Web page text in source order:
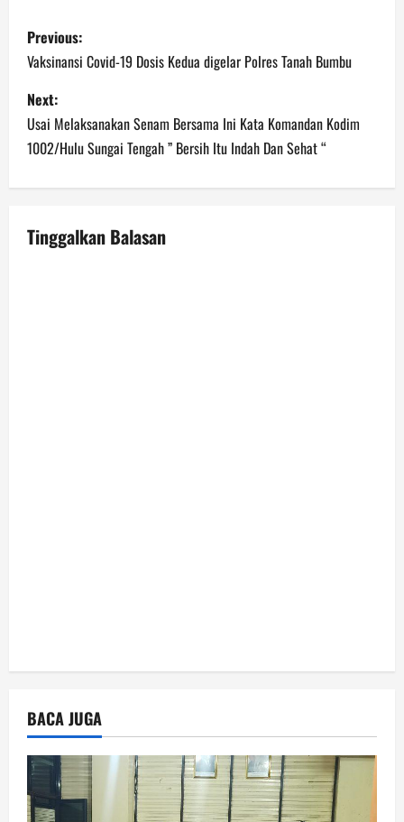
P
o
s
t
n
a
v
Previous:
Vaksinansi Covid-19 Dosis Kedua digelar Polres Tanah Bumbu
Next:
Usai Melaksanakan Senam Bersama Ini Kata Komandan Kodim
1002/Hulu Sungai Tengah ” Bersih Itu Indah Dan Sehat “
Tinggalkan Balasan
BACA JUGA